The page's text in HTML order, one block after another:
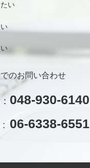
い
のお問い合わせ
048-930-6140
: 06-6338-6551